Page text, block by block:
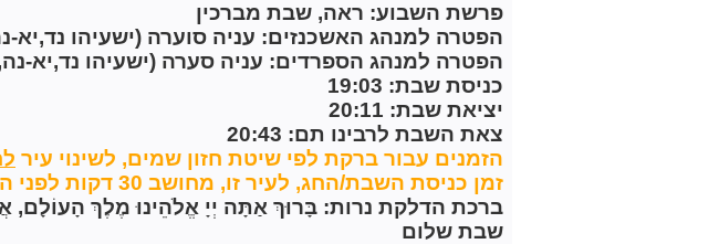
פרשת השבוע: ראה, שבת מברכין
הפטרה למנהג האשכנזים: עניה סוערה (ישעיהו נד,יא-
הפטרה למנהג הספרדים: עניה סערה (ישעיהו נד,יא-
כניסת שבת: 19:03
יציאת שבת: 20:11
צאת השבת לרבינו תם: 20:43
הזמנים עבור ברקת לפי שיטת חזון שמים, לשינוי עיר
זמן כניסת השבת/החג, לעיר זו, מחושב 30 דקות לפני השקיעה הנראית
ברכת הדלקת נרות: בָּרוּךְ אַתָּה יְיָ אֱלֹהֵינוּ מֶלֶךְ הָעוֹלָם,
שבת שלום